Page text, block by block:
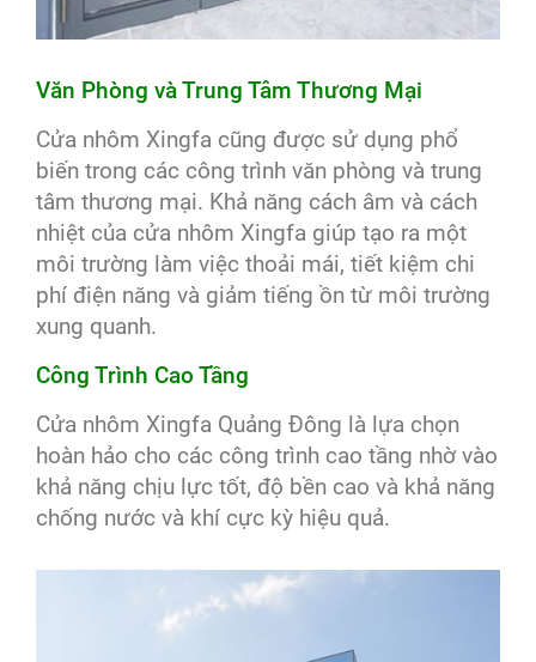
Văn Phòng và Trung Tâm Thương Mại
Cửa nhôm Xingfa cũng được sử dụng phổ
biến trong các công trình văn phòng và trung
tâm thương mại. Khả năng cách âm và cách
nhiệt của cửa nhôm Xingfa giúp tạo ra một
môi trường làm việc thoải mái, tiết kiệm chi
phí điện năng và giảm tiếng ồn từ môi trường
xung quanh.
Công Trình Cao Tầng
Cửa nhôm Xingfa Quảng Đông là lựa chọn
hoàn hảo cho các công trình cao tầng nhờ vào
khả năng chịu lực tốt, độ bền cao và khả năng
chống nước và khí cực kỳ hiệu quả.